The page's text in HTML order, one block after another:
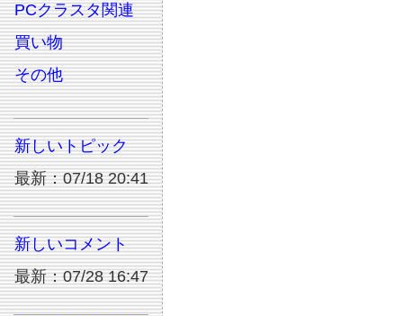
PCクラスタ関連
買い物
その他
新しいトピック
最新：07/18 20:41
新しいコメント
最新：07/28 16:47